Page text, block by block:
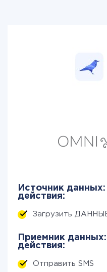
Источник
действия:
Загрузить
Приемник
действия:
Отправить SMS